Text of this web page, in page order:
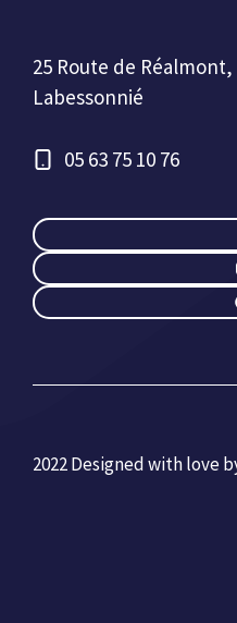
25 Route de
Labessonnié
05 63 75 10 76
2022 Designed with love